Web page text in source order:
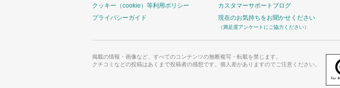
クッキー（cookie）等利用ポリシー
プライバシーガイド
カスタマーサポートブログ
現在のお気持ちをお聞かせください
（満足度アンケートにご協力ください）
掲載の情報・画像など、すべてのコンテンツの無断複写・転載を禁じます。
クチコミなどの投稿はあくまで投稿者の感想です。個人差がありますのでご注意ください。